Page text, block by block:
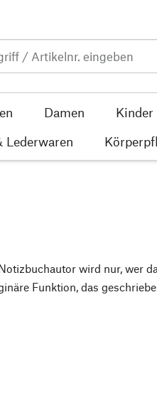
Damen Kinder
Lederwaren
wird nur, wer
Funktion, das